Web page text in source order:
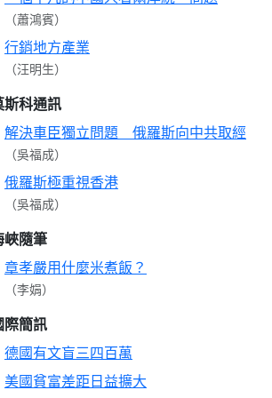
（蕭鴻賓）
行銷地方產業
（汪明生）
斯科通訊
解決車臣獨立問題 俄羅斯向中共取經
（吳福成）
俄羅斯極重視香港
（吳福成）
峽隨筆
章孝嚴用什麼米煮飯？
（李娟）
際簡訊
德國有文盲三四百萬
美國貧富差距日益擴大